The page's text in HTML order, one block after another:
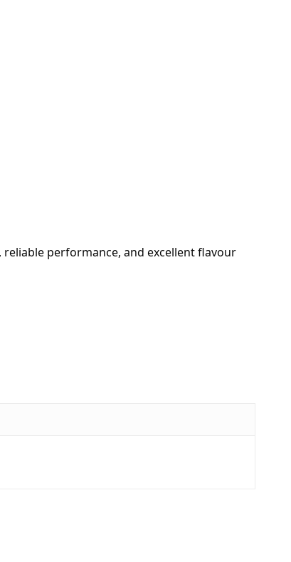
reliable performance, and excellent flavour